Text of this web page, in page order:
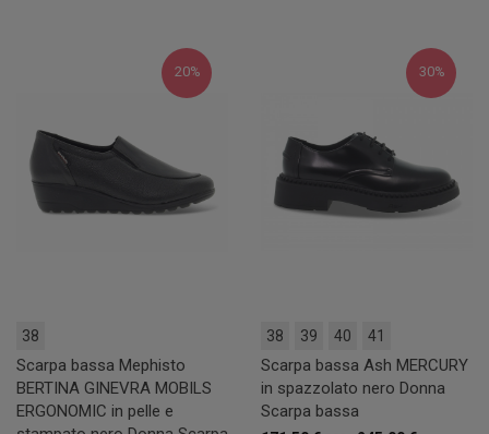
20%
38
Scarpa bassa Mephisto
BERTINA GINEVRA MOBILS
ERGONOMIC in pelle e
30%
38 39 40 41
Scarpa bassa Ash MERCURY
in spazzolato nero Donna
Scarpa bassa